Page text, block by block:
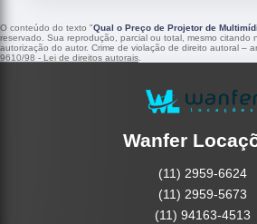
O conteúdo do texto "Qual o Preço de Projetor de
reservado. Sua reprodução, parcial ou total, mesmo citando
autorização do autor. Crime de violação de direito autoral –
9610/98 - Lei de direitos autorais
Wanfer
(11) 2959-6624
(11) 2959-5673
(11) 94163-4513